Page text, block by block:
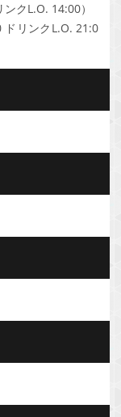
クL.O. 14:00）
リンクL.O. 21:0